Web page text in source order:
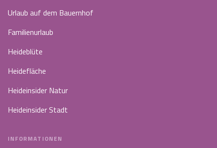
Urlaub auf dem Bauernhof
Familienurlaub
Heideblüte
Heidefläche
Heideinsider Natur
Heideinsider Stadt
INFORMATIONEN